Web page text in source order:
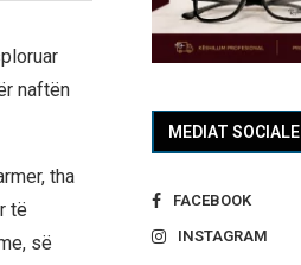
naftën
tha
të
së
MEDIAT SOCIALE
FACEBOOK
INSTAGRAM